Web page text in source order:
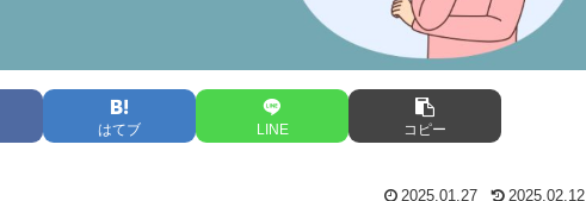
はてブ LINE コピー
2025.01.27 2025.02.12